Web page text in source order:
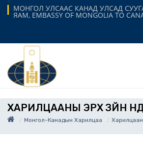
МОНГОЛ УЛСААС КАНАД УЛСАД
ЯАМ, EMBASSY OF MONGOLIA TO
ХАРИЛЦААНЫ ЭРХ ЗҮЙН
Монгол-Канадын Харилцаа